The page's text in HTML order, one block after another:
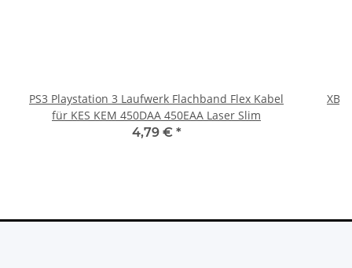
PS3 Playstation 3 Laufwerk Flachband Flex Kabel
für KES KEM 450DAA 450EAA Laser Slim
4,79 € *